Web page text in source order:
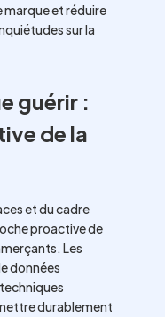
et réduire
sur la
guérir :
de la
et du cadre
proactive de
Les
données
durablement